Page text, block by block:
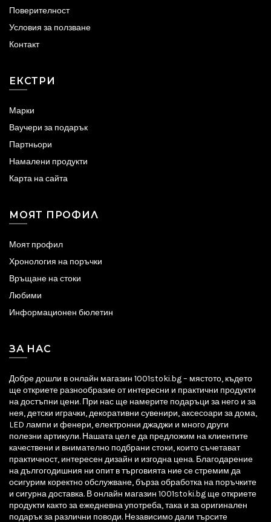
Поверителност
Условия за ползване
Контакт
ЕКСТРИ
Марки
Ваучери за подарък
Партньори
Намалени продукти
Карта на сайта
МОЯТ ПРОФИЛ
Моят профил
Хронология на поръчки
Връщане на стоки
Любими
Информационен бюлетин
ЗА НАС
Добре дошли в онлайн магазин 1001stoki.bg – мястото, където
ще откриете разнообразие от интересни и практични продукти
на достъпни цени. При нас ще намерите подаръци за него и за
нея, детски играчки, декоративни сувенири, аксесоари за дома,
LED лампи и фенери, електронни джаджи и много други
полезни артикули. Нашата цел е да предложим на клиентите
качествени и внимателно подбрани стоки, които съчетават
практичност, интересен дизайн и изгодна цена. Благодарение
на дългогодишния ни опит в търговията ние се стремим да
осигурим коректно обслужване, бърза обработка на поръчките
и сигурна доставка. В онлайн магазин 1001stoki.bg ще откриете
продукти както за ежедневна употреба, така и за оригинален
подарък за различни поводи. Независимо дали търсите